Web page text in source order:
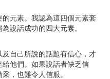
元素。我認為這四個元素套
說話成功的四大元素。
自己所說的話題有信心，才
他們。如果說話者缺乏信
，也難令人信服。